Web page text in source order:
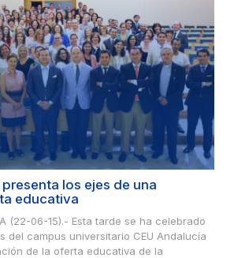
los ejes de una
educativa
(22-06-15).- Esta tarde se ha celebrado
del campus universitario CEU Andalucía
de la oferta educativa de la